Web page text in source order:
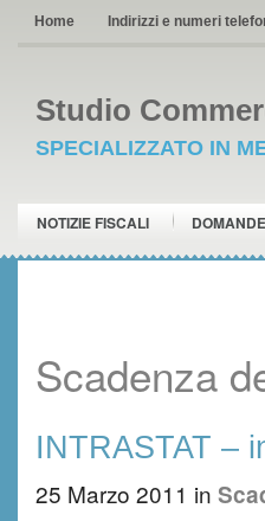
Home Indirizzi e numeri
Studio
SPECIALIZZATO IN
NOTIZIE FISCALI
Scadenza
INTRASTAT –
25 Marzo 2011 in